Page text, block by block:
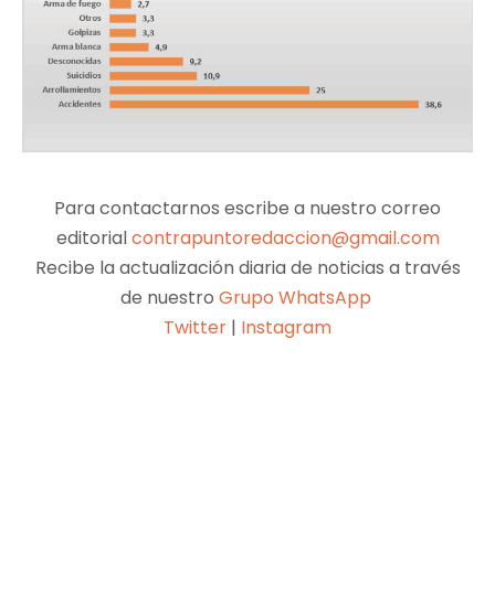
Para contactarnos escribe a nuestro correo
editorialcontrapuntoredaccion@gmail.com
Recibe la actualización diaria de noticias a través
de nuestro Grupo WhatsApp
Twitter | Instagram